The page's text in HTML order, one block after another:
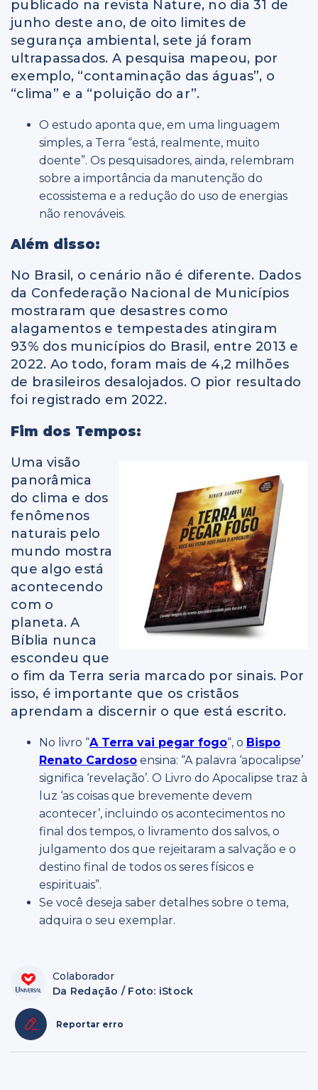
publicado na revista Nature, no dia 31 de
junho deste ano, de oito limites de
segurança ambiental, sete já foram
ultrapassados. A pesquisa mapeou, por
exemplo, “contaminação das águas”, o
“clima” e a “poluição do ar”.
O estudo aponta que, em uma linguagem
simples, a Terra “está, realmente, muito
doente”. Os pesquisadores, ainda, relembram
sobre a importância da manutenção do
ecossistema e a redução do uso de energias
não renováveis.
Além disso:
No Brasil, o cenário não é diferente. Dados
da Confederação Nacional de Municípios
mostraram que desastres como
alagamentos e tempestades atingiram
93% dos municípios do Brasil, entre 2013 e
2022. Ao todo, foram mais de 4,2 milhões
de brasileiros desalojados. O pior resultado
foi registrado em 2022.
Fim dos Tempos:
Uma visão
panorâmica
do clima e dos
fenômenos
naturais pelo
mundo mostra
que algo está
acontecendo
com o
planeta. A
Bíblia nunca
escondeu que
o fim da Terra seria marcado por sinais. Por
isso, é importante que os cristãos
aprendam a discernir o que está escrito.
No livro “A Terra vai pegar fogo“, o Bispo
Renato Cardoso ensina: “A palavra ‘apocalipse’
significa ‘revelação’. O Livro do Apocalipse traz à
luz ‘as coisas que brevemente devem
acontecer’, incluindo os acontecimentos no
final dos tempos, o livramento dos salvos, o
julgamento dos que rejeitaram a salvação e o
destino final de todos os seres físicos e
espirituais”.
Se você deseja saber detalhes sobre o tema,
adquira o seu exemplar.
Colaborador
Da Redação / Foto: iStock
Reportar erro